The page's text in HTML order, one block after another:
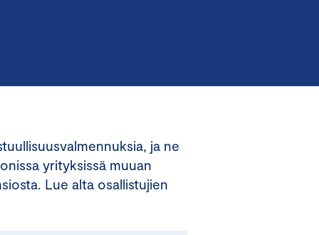
ja ne
yrityksissä muuan
Lue alta osallistujien